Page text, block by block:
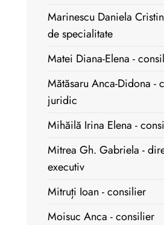
Marinescu Daniela
de specialitate
Matei Diana-Elena -
Mătăsaru Anca-Didona -
juridic
Mihăilă Irina Elena -
Mitrea Gh. Gabriela -
executiv
Mitruți Ioan - consilier
Moisuc Anca - consilier